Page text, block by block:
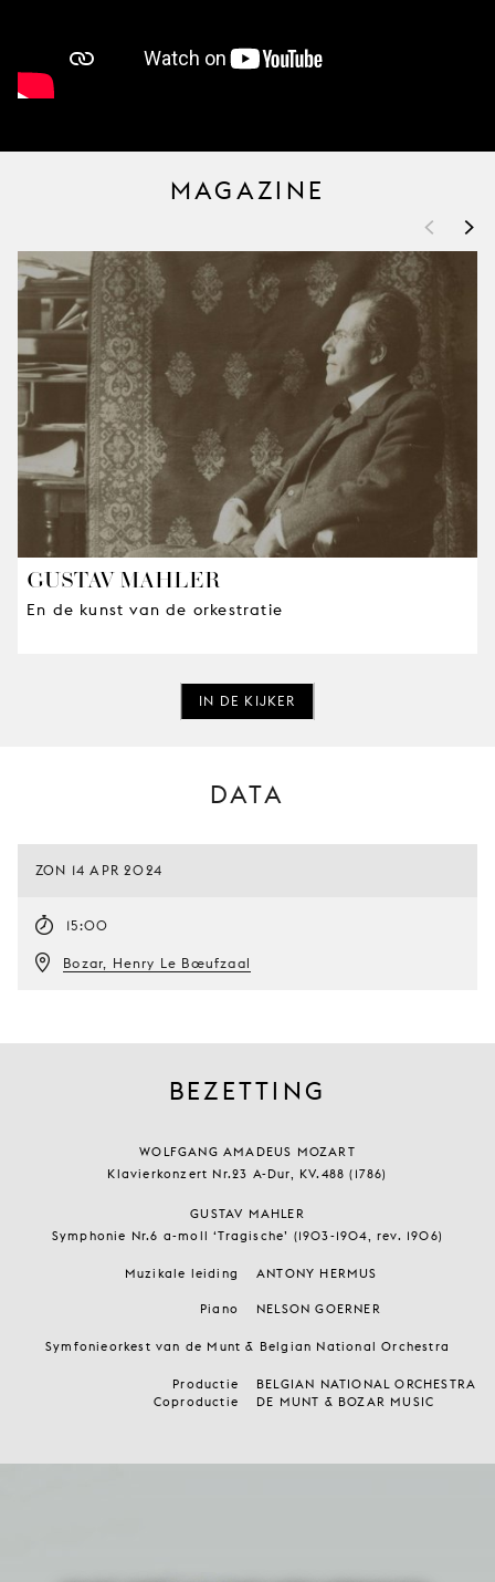
MAGAZINE
< >
GUSTAV MAHLER
En de kunst van de orkestratie
IN DE KIJKER
DATA
ZON 14 APR 2024
15:00
Bozar, Henry Le Bœufzaal
BEZETTING
WOLFGANG AMADEUS MOZART
Klavierkonzert Nr.23 A-Dur, KV.488 (1786)
GUSTAV MAHLER
Symphonie Nr.6 a-moll ‘Tragische’ (1903-1904, rev. 1906)
Muzikale leiding ANTONY HERMUS
Piano NELSON GOERNER
Symfonieorkest van de Munt & Belgian National Orchestra
Productie
BELGIAN NATIONAL ORCHESTRA
Coproductie
DE MUNT & BOZAR MUSIC